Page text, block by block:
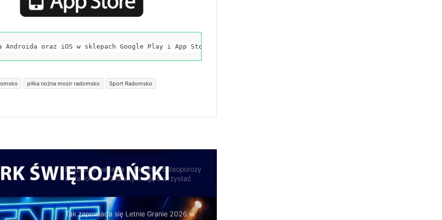
oraz iOS w sklepach Google Play i App Store.
piłka nożna mosir radomsko
Sport Radomsko
Trzeźwości
119 km/h w terenie zabudowanym. 37-
latek stracił prawo jazdy i zapłaci 4 tys. zł
Trwa remont przejazdów kolejowych.
Zmieniły się trasy autobusów MPK w
Tak zapowiada się Letnie Granie 2026 w
Radomsku. Będzie muzyka, zabawa i
atrakcje dla rodzin
Naczepa przewróciła się na drodze.